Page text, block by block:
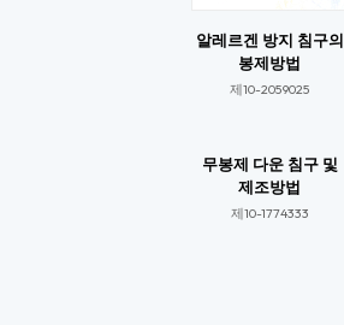
알레르겐 방지 침구의
봉제방법
제10-2059025​​
무봉제 다운 침구 및
제조방법
제10-1774333​​